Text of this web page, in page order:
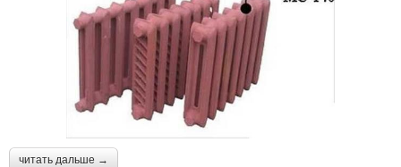
читать дальше →